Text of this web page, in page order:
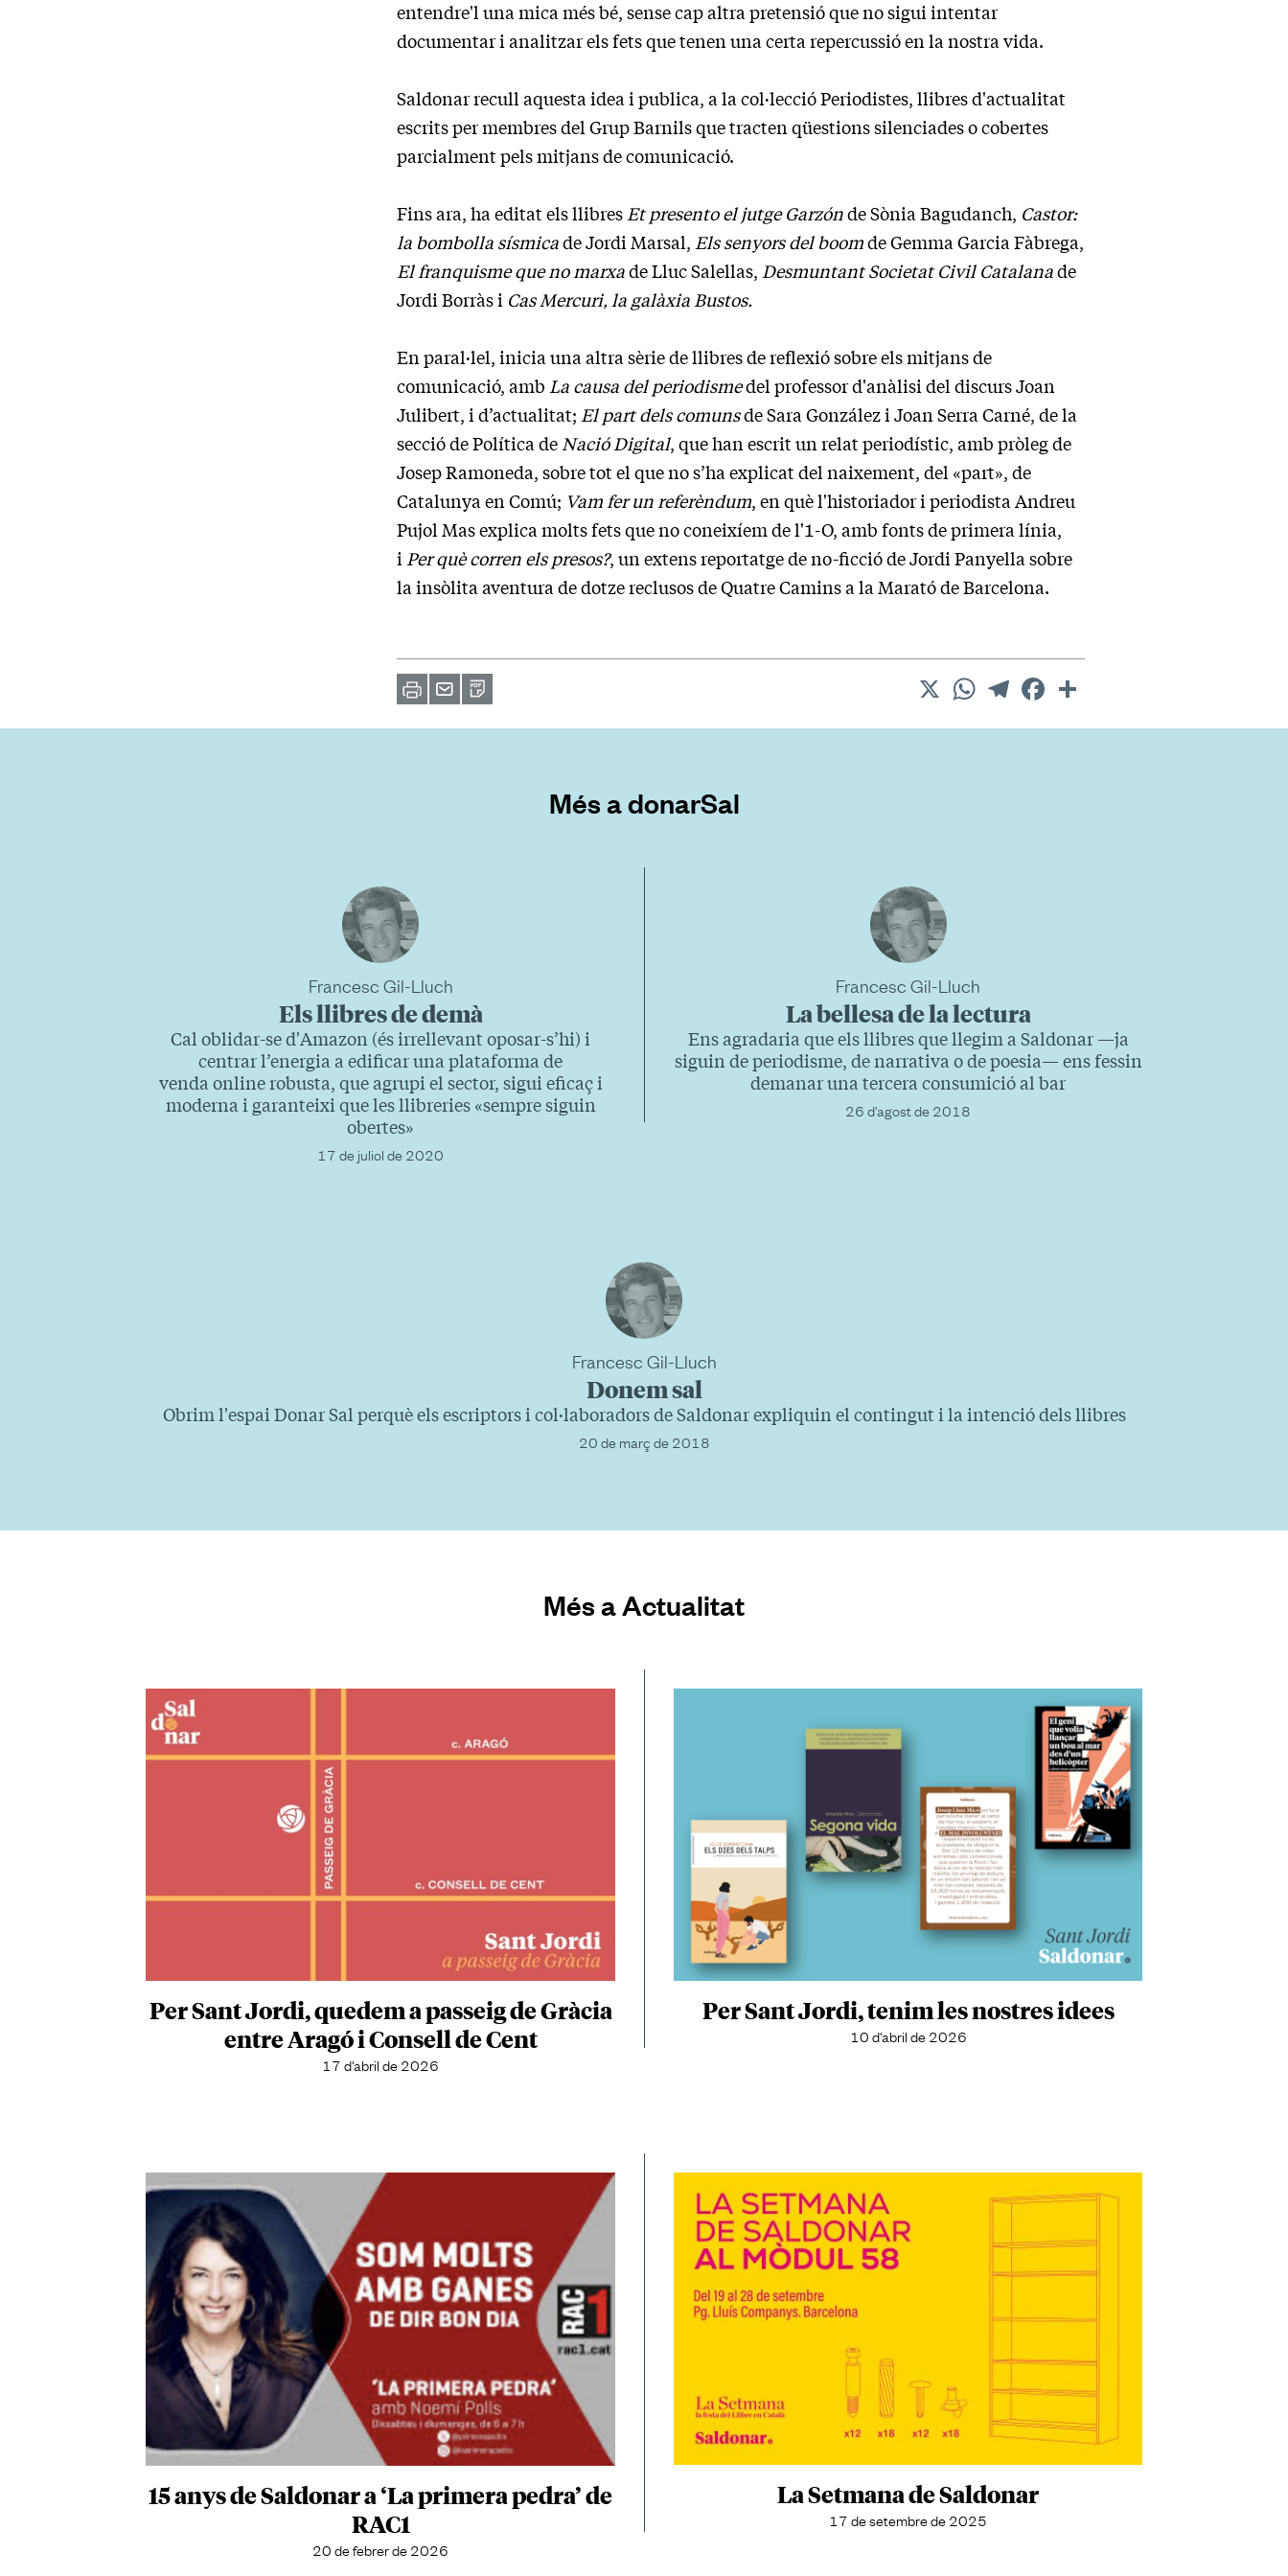
entendre'l una mica més bé, sense cap altra pretensió que no sigui intentar
documentar i analitzar els fets que tenen una certa repercussió en la nostra vida.
Saldonar recull aquesta idea i publica, a la col·lecció Periodistes, llibres d'actualitat
escrits per membres del Grup Barnils que tracten qüestions silenciades o cobertes
parcialment pels mitjans de comunicació.
Fins ara, ha editat els llibres Et presento el jutge Garzónde Sònia Bagudanch, Castor:
la bombolla sísmicade Jordi Marsal, Els senyors del boomde Gemma Garcia Fàbrega,
El franquisme que no marxade Lluc Salellas, Desmuntant Societat Civil Catalanade
Jordi Borràs i Cas Mercuri, la galàxia Bustos.
En paral·lel, inicia una altra sèrie de llibres de reflexió sobre els mitjans de
comunicació, amb La causa del periodismedel professor d'anàlisi del discurs Joan
Julibert, i d’actualitat; El part dels comunsde Sara González i Joan Serra Carné, de la
secció de Política de Nació Digital, que han escrit un relat periodístic, amb pròleg de
Josep Ramoneda, sobre tot el que no s’ha explicat del naixement, del «part», de
Catalunya en Comú; Vam fer un referèndum, en què l'historiador i periodista Andreu
Pujol Mas explica molts fets que no coneixíem de l'1-O, amb fonts de primera línia,
i Per què corren els presos?, un extens reportatge de no-ficció de Jordi Panyella sobre
la insòlita aventura de dotze reclusos de Quatre Camins a la Marató de Barcelona.
ImprimirEnvia
a
PDF
WhatsAppTelegramFacebook
Més a donarSal
Francesc Gil-Lluch
Els llibres de demà
Cal oblidar-se d'Amazon (és irrellevant oposar-s’hi) i
centrar l’energia a edificar una plataforma de
venda online robusta, que agrupi el sector, sigui eficaç i
moderna i garanteixi que les llibreries «sempre siguin
obertes»
17 de juliol de 2020
Francesc Gil-Lluch
La bellesa de la lectura
Ens agradaria que els llibres que llegim a Saldonar —ja
siguin de periodisme, de narrativa o de poesia— ens fessin
demanar una tercera consumició al bar
26 d'agost de 2018
Francesc Gil-Lluch
Donem sal
Obrim l'espai Donar Sal perquè els escriptors i col·laboradors de Saldonar expliquin el contingut i la intenció dels llibres
20 de març de 2018
Més a Actualitat
Per Sant Jordi, quedem a passeig de Gràcia
entre Aragó i Consell de Cent
17 d'abril de 2026
Per Sant Jordi, tenim les nostres idees
10 d'abril de 2026
15 anys de Saldonar a ‘La primera pedra’ de
RAC1
20 de febrer de 2026
La Setmana de Saldonar
17 de setembre de 2025